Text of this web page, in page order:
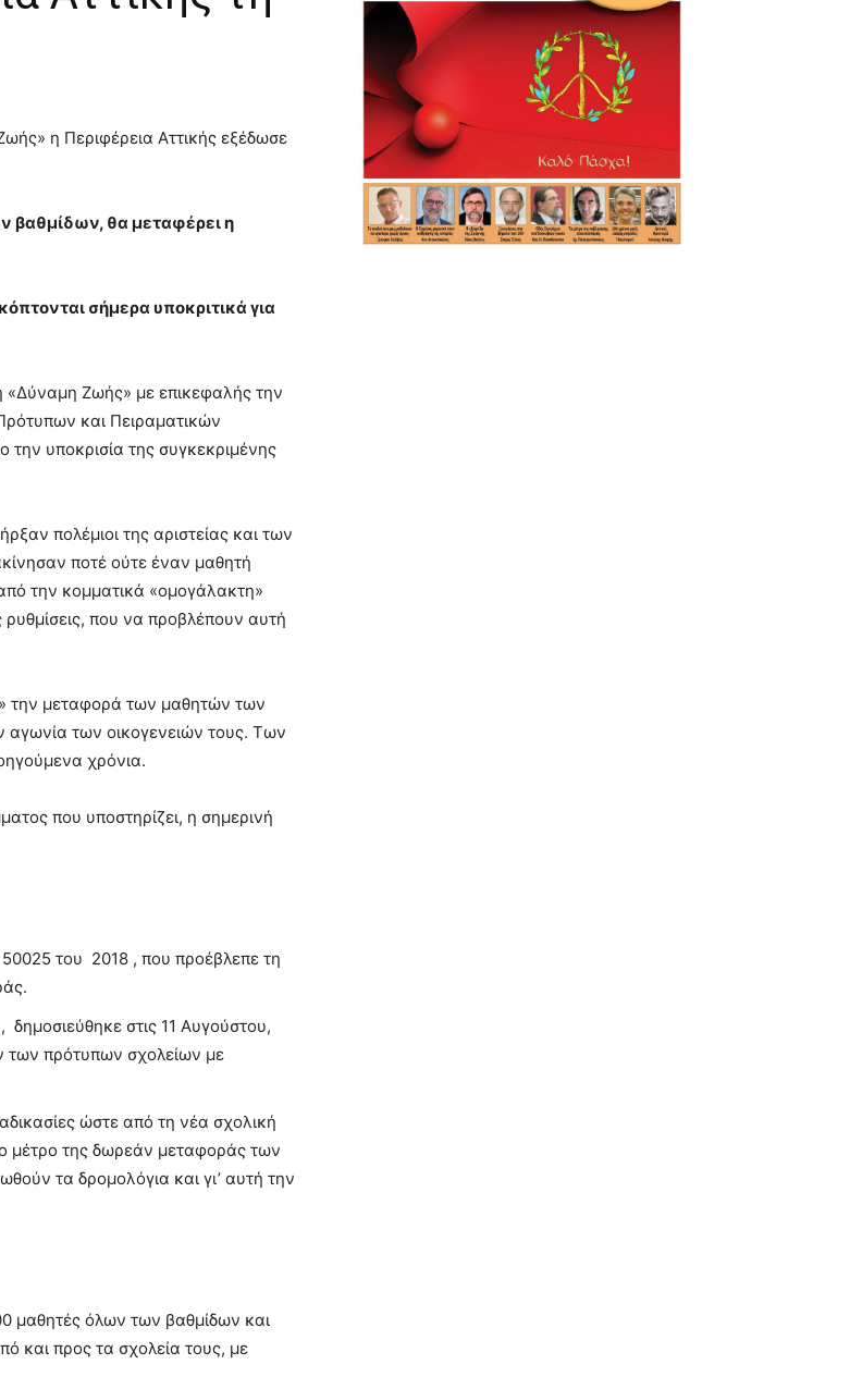
η Περιφέρεια Αττικής εξέδωσε
βαθμίδων, θα μεταφέρει η
σήμερα υποκριτικά για
Ζωής» με επικεφαλής την
και Πειραματικών
την υποκρισία της συγκεκριμένης
πολέμιοι της αριστείας και των
ποτέ ούτε έναν μαθητή
την κομματικά «ομογάλακτη»
που να προβλέπουν αυτή
την μεταφορά των μαθητών των
αγωνία των οικογενειών τους. Των
χρόνια.
που υποστηρίζει, η σημερινή
του 2018 , που προέβλεπε τη
στις 11 Αυγούστου,
πρότυπων σχολείων με
ώστε από τη νέα σχολική
μέτρο της δωρεάν μεταφοράς των
τα δρομολόγια και γι’ αυτή την
μαθητές όλων των βαθμίδων και
και προς τα σχολεία τους, με